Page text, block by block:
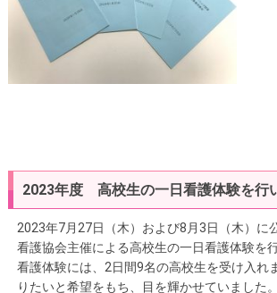
2023年度 高校生の一日看護体験を行
2023年7月27日（木）および8月3日（木）に
看護協会主催による高校生の一日看護体験を
看護体験には、2日間9名の高校生を受け入れ
りたいと希望をもち、目を輝かせていました